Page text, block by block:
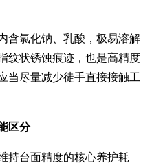
含氯化钠、乳酸，极易溶解
纹状锈蚀痕迹，也是高精度
当尽量减少徒手直接接触工
区分
持台面精度的核心养护耗